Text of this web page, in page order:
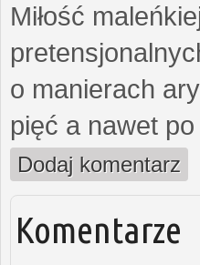
Miłość
o manierach
pięć a nawet
Dodaj komentarz
Komentarze